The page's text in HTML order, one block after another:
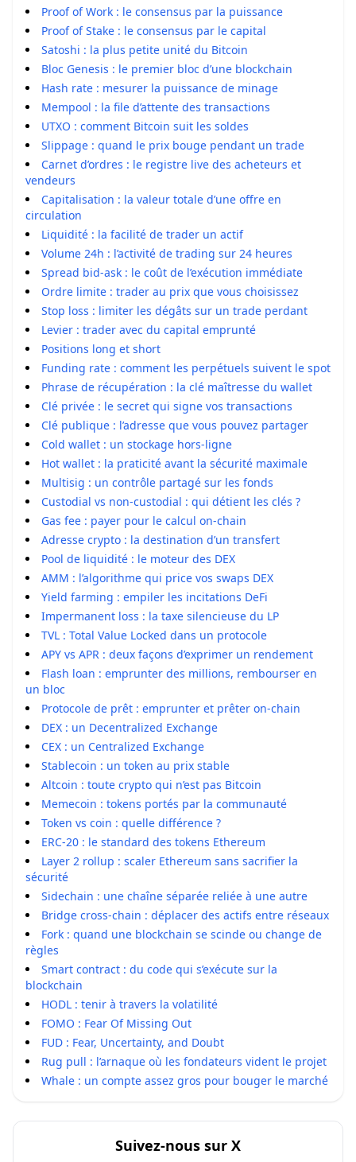
Proof of Work : le consensus par la puissance
Proof of Stake : le consensus par le capital
Satoshi : la plus petite unité du Bitcoin
Bloc Genesis : le premier bloc d’une blockchain
Hash rate : mesurer la puissance de minage
Mempool : la file d’attente des transactions
UTXO : comment Bitcoin suit les soldes
Slippage : quand le prix bouge pendant un trade
Carnet d’ordres : le registre live des acheteurs et
vendeurs
Capitalisation : la valeur totale d’une offre en
circulation
Liquidité : la facilité de trader un actif
Volume 24h : l’activité de trading sur 24 heures
Spread bid-ask : le coût de l’exécution immédiate
Ordre limite : trader au prix que vous choisissez
Stop loss : limiter les dégâts sur un trade perdant
Levier : trader avec du capital emprunté
Positions long et short
Funding rate : comment les perpétuels suivent le spot
Phrase de récupération : la clé maîtresse du wallet
Clé privée : le secret qui signe vos transactions
Clé publique : l’adresse que vous pouvez partager
Cold wallet : un stockage hors-ligne
Hot wallet : la praticité avant la sécurité maximale
Multisig : un contrôle partagé sur les fonds
Custodial vs non-custodial : qui détient les clés ?
Gas fee : payer pour le calcul on-chain
Adresse crypto : la destination d’un transfert
Pool de liquidité : le moteur des DEX
AMM : l’algorithme qui price vos swaps DEX
Yield farming : empiler les incitations DeFi
Impermanent loss : la taxe silencieuse du LP
TVL : Total Value Locked dans un protocole
APY vs APR : deux façons d’exprimer un rendement
Flash loan : emprunter des millions, rembourser en
un bloc
Protocole de prêt : emprunter et prêter on-chain
DEX : un Decentralized Exchange
CEX : un Centralized Exchange
Stablecoin : un token au prix stable
Altcoin : toute crypto qui n’est pas Bitcoin
Memecoin : tokens portés par la communauté
Token vs coin : quelle différence ?
ERC-20 : le standard des tokens Ethereum
Layer 2 rollup : scaler Ethereum sans sacrifier la
sécurité
Sidechain : une chaîne séparée reliée à une autre
Bridge cross-chain : déplacer des actifs entre réseaux
Fork : quand une blockchain se scinde ou change de
règles
Smart contract : du code qui s’exécute sur la
blockchain
HODL : tenir à travers la volatilité
FOMO : Fear Of Missing Out
FUD : Fear, Uncertainty, and Doubt
Rug pull : l’arnaque où les fondateurs vident le projet
Whale : un compte assez gros pour bouger le marché
Suivez-nous sur X